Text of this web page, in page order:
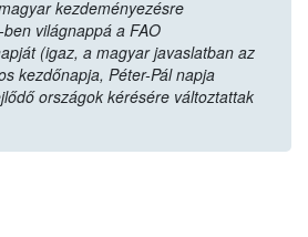
kezdeményezésre
világnappá a FAO
(igaz, a magyar javaslatban az
kezdőnapja, Péter-Pál napja
országok kérésére változtattak